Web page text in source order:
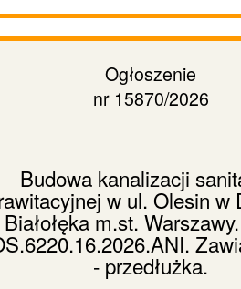
Ogłoszenie
nr 15870/2026
Budowa kanalizacji
w ul. Olesin w
Białołęka m.st.
- przedłużka.